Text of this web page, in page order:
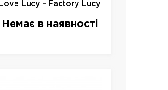
Love Lucy - Factory Lucy
Figure, 33092, 10см
Немає в наявності